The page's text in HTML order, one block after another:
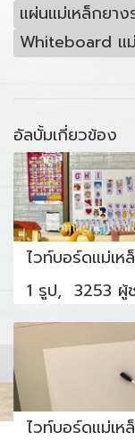
แผ่นแม่เหล็กยาง
Whiteboard แ
อัลบั้มเกี่ยวข้อง
ไวท์บอร์ดแม่เห
1 รูป, 3253 ผู้